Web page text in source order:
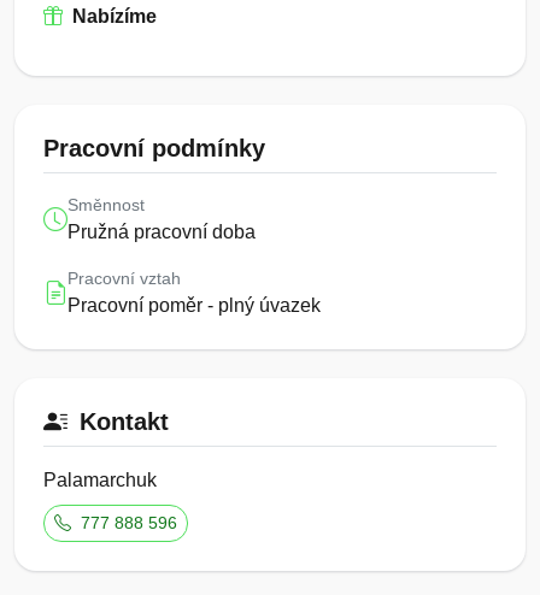
Nabízíme
Pracovní podmínky
Směnnost
Pružná pracovní doba
Pracovní vztah
Pracovní poměr - plný úvazek
Kontakt
Palamarchuk
777 888 596